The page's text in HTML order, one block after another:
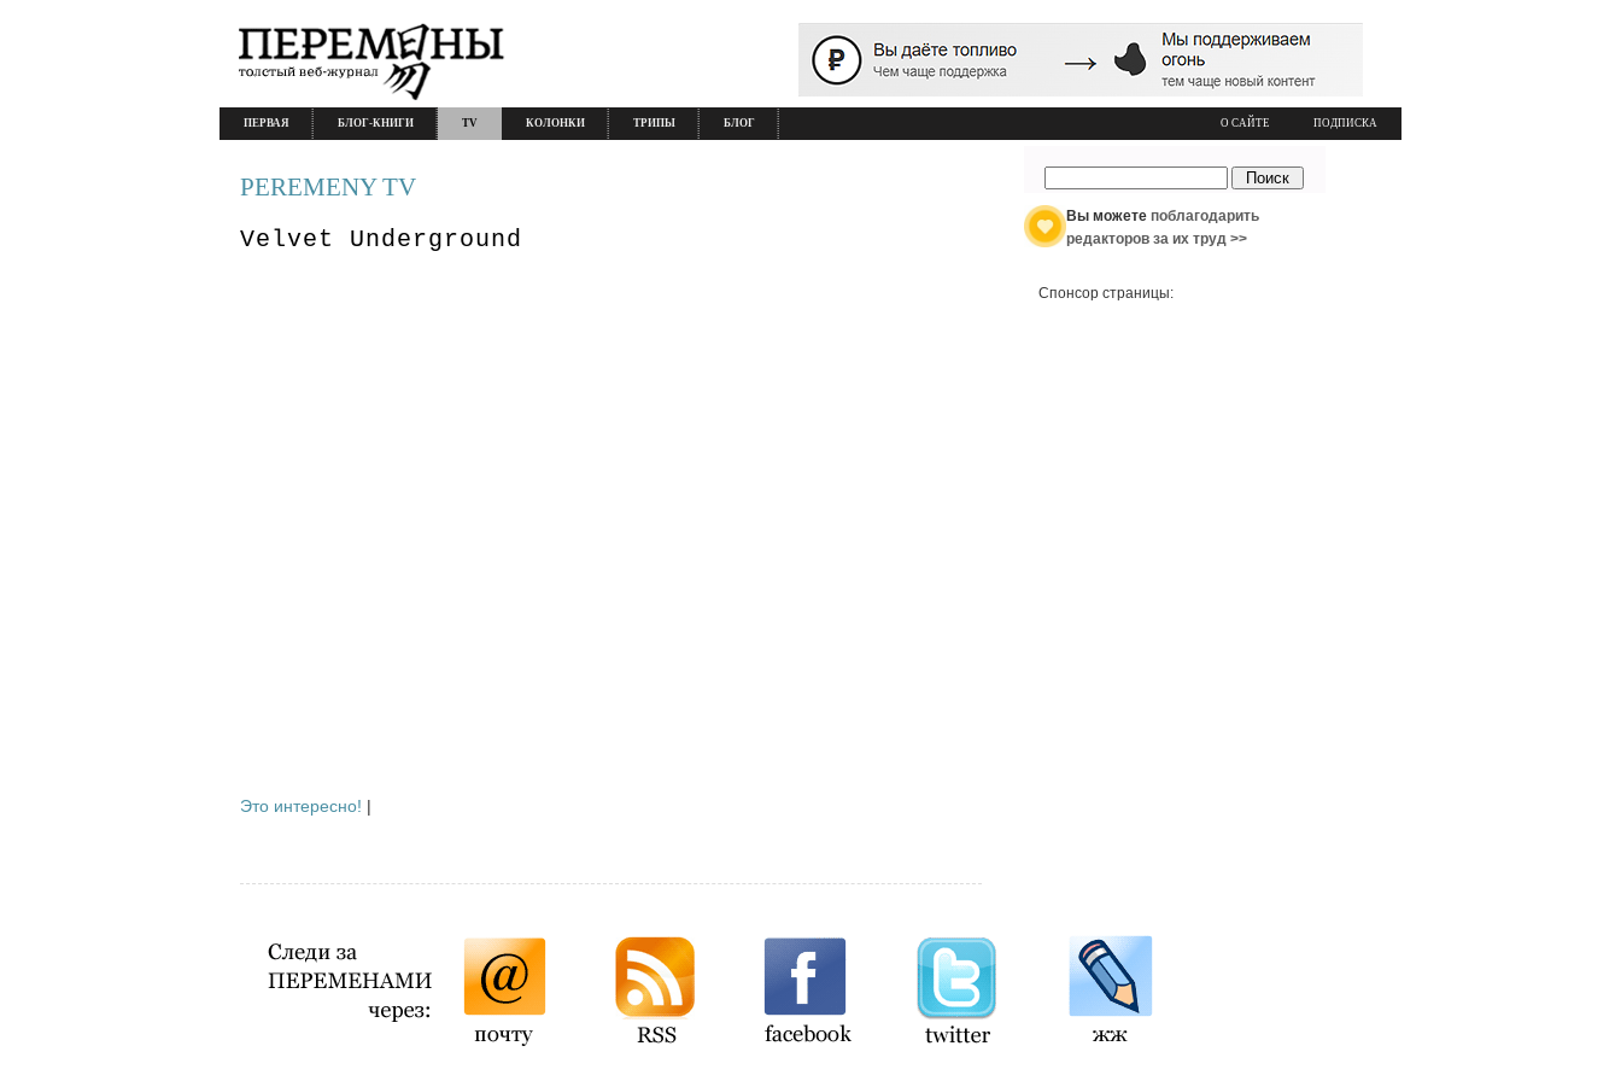
О САЙТЕ ПОДПИСКА
ПЕРВАЯ БЛОГ-КНИГИ TV КОЛОНКИ ТРИПЫ БЛОГ
PEREMENY TV
Velvet Underground
Это интересно! |
Вы можете поблагодарить
редакторов за их труд >>
Спонсор страницы: